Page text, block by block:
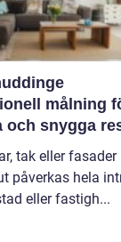
målning
och snygga
tak eller fasader
påverkas hela
eller fastigh...